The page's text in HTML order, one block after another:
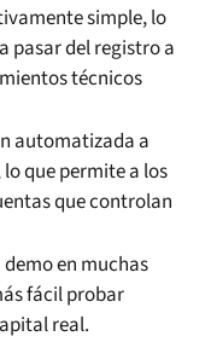
simple, lo
pasar del registro a
técnicos
automatizada a
que permite a los
que controlan
en muchas
fácil probar
real.